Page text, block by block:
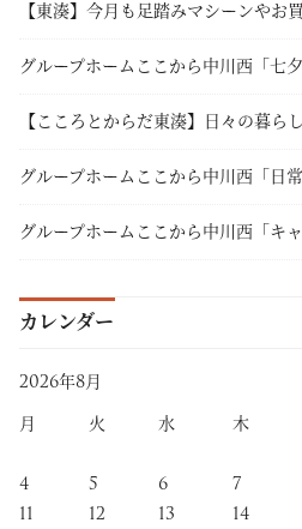
【東湊】今月も足踏みマシーンやお
グループホームここから中川西「七
【こころとからだ東湊】日々の暮らし
グループホームここから中川西「日
グループホームここから中川西「キャ
カレンダー
2026年8月
月
火 水 木
4
5 6 7
11
12 13 14